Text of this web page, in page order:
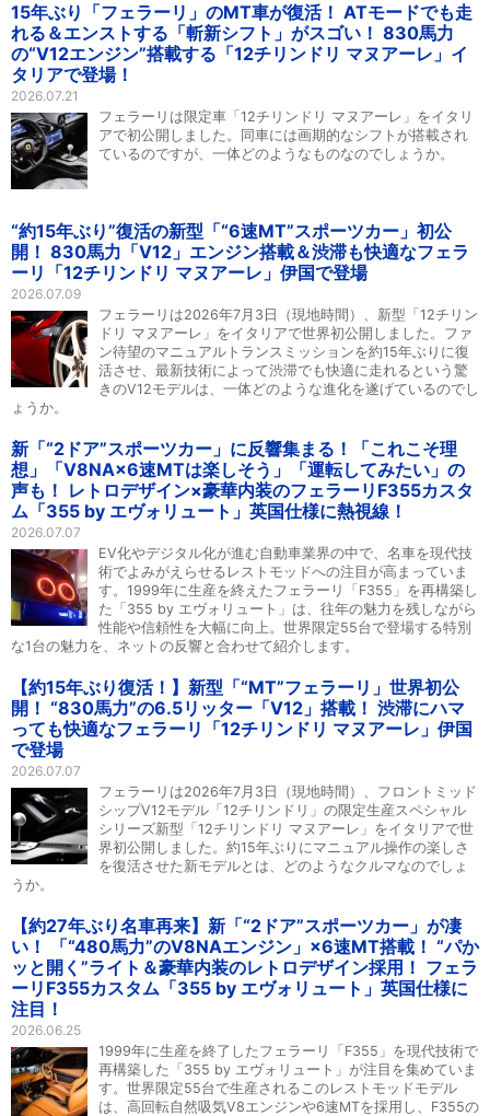
15年ぶり「フェラーリ」のMT車が復活！ ATモードでも走
れる＆エンストする「斬新シフト」がスゴい！ 830馬力
の“V12エンジン”搭載する「12チリンドリ マヌアーレ」イ
タリアで登場！
2026.07.21
フェラーリは限定車「12チリンドリ マヌアーレ」をイタリ
アで初公開しました。同車には画期的なシフトが搭載され
ているのですが、一体どのようなものなのでしょうか。
“約15年ぶり”復活の新型「“6速MT”スポーツカー」初公
開！ 830馬力「V12」エンジン搭載＆渋滞も快適なフェラ
ーリ「12チリンドリ マヌアーレ」伊国で登場
2026.07.09
フェラーリは2026年7月3日（現地時間）、新型「12チリン
ドリ マヌアーレ」をイタリアで世界初公開しました。ファ
ン待望のマニュアルトランスミッションを約15年ぶりに復
活させ、最新技術によって渋滞でも快適に走れるという驚
きのV12モデルは、一体どのような進化を遂げているのでし
ょうか。
新「“2ドア”スポーツカー」に反響集まる！「これこそ理
想」「V8NA×6速MTは楽しそう」「運転してみたい」の
声も！ レトロデザイン×豪華内装のフェラーリF355カスタ
ム「355 by エヴォリュート」英国仕様に熱視線！
2026.07.07
EV化やデジタル化が進む自動車業界の中で、名車を現代技
術でよみがえらせるレストモッドへの注目が高まっていま
す。1999年に生産を終えたフェラーリ「F355」を再構築し
た「355 by エヴォリュート」は、往年の魅力を残しながら
性能や信頼性を大幅に向上。世界限定55台で登場する特別
な1台の魅力を、ネットの反響と合わせて紹介します。
【約15年ぶり復活！】新型「“MT”フェラーリ」世界初公
開！ “830馬力”の6.5リッター「V12」搭載！ 渋滞にハマ
っても快適なフェラーリ「12チリンドリ マヌアーレ」伊国
で登場
2026.07.07
フェラーリは2026年7月3日（現地時間）、フロントミッド
シップV12モデル「12チリンドリ」の限定生産スペシャル
シリーズ新型「12チリンドリ マヌアーレ」をイタリアで世
界初公開しました。約15年ぶりにマニュアル操作の楽しさ
を復活させた新モデルとは、どのようなクルマなのでしょ
うか。
【約27年ぶり名車再来】新「“2ドア”スポーツカー」が凄
い！ 「“480馬力”のV8NAエンジン」×6速MT搭載！ “パか
ッと開く”ライト＆豪華内装のレトロデザイン採用！ フェラ
ーリF355カスタム「355 by エヴォリュート」英国仕様に
注目！
2026.06.25
1999年に生産を終了したフェラーリ「F355」を現代技術で
再構築した「355 by エヴォリュート」が注目を集めていま
す。世界限定55台で生産されるこのレストモッドモデル
は、高回転自然吸気V8エンジンや6速MTを採用し、F355の